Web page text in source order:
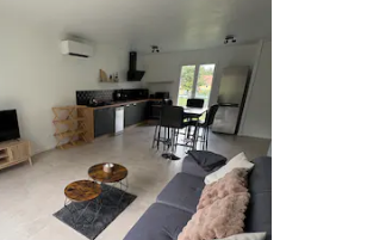
5 分），共 3 条评价